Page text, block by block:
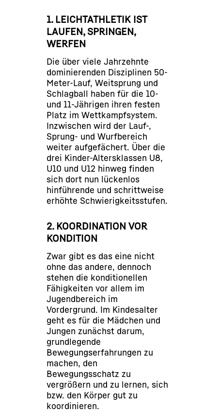
1. LEICHTATHLETIK IST
LAUFEN, SPRINGEN,
WERFEN
Die über viele Jahrzehnte
dominierenden Disziplinen 50-
Meter-Lauf, Weitsprung und
Schlagball haben für die 10-
und 11-Jährigen ihren festen
Platz im Wettkampfsystem.
Inzwischen wird der Lauf-,
Sprung- und Wurfbereich
weiter aufgefächert. Über die
drei Kinder-Altersklassen U8,
U10 und U12 hinweg finden
sich dort nun lückenlos
hinführende und schrittweise
erhöhte Schwierigkeitsstufen.
2. KOORDINATION VOR
KONDITION
Zwar gibt es das eine nicht
ohne das andere, dennoch
stehen die konditionellen
Fähigkeiten vor allem im
Jugendbereich im
Vordergrund. Im Kindesalter
geht es für die Mädchen und
Jungen zunächst darum,
grundlegende
Bewegungserfahrungen zu
machen, den
Bewegungsschatz zu
vergrößern und zu lernen, sich
bzw. den Körper gut zu
koordinieren.